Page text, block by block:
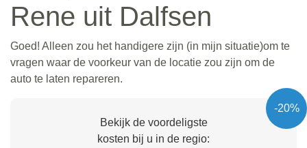
Rene uit Dalfsen
Goed! Alleen zou het handigere zijn (in mijn situatie)om te
vragen waar de voorkeur van de locatie zou zijn om de
auto te laten repareren.
-20%
Bekijk de voordeligste
kosten bij u in de regio: